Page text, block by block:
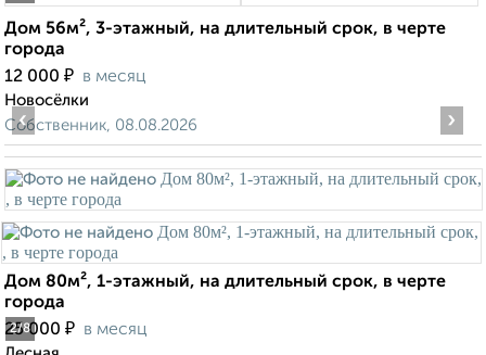
Дом 56м², 3-этажный, на длительный срок, в черте
города
12 000 ₽ в месяц
Новосёлки
Собственник, 08.08.2026
2/8
‹ ›
Дом 80м², 1-этажный, на длительный срок, в черте
города
25 000 ₽ в месяц